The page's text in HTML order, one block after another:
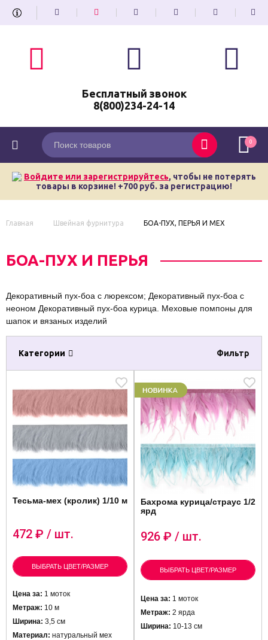
Бесплатный звонок
8(800)234-24-14
0
Войдите или зарегистрируйтесь, чтобы не потерять
товары в корзине! +700 руб. за регистрацию!
Главная Швейная фурнитура БОА-ПУХ, ПЕРЬЯ И МЕХ
БОА-ПУХ И ПЕРЬЯ
Декоративный пух-боа с люрексом; Декоративный пух-боа с
неоном Декоративный пух-боа курица. Меховые помпоны для
шапок и вязаных изделий
Категории Фильтр
Тесьма-мех (кролик) 1/10 м
472 ₽ / шт.
ВЫБРАТЬ ЦВЕТ/РАЗМЕР
Цена за: 1 моток
Метраж: 10 м
Ширина: 3,5 см
Материал: натуральный мех
Бахрома курица/страус 1/2
ярд
926 ₽ / шт.
ВЫБРАТЬ ЦВЕТ/РАЗМЕР
Цена за: 1 моток
Метраж: 2 ярда
Ширина: 10-13 см